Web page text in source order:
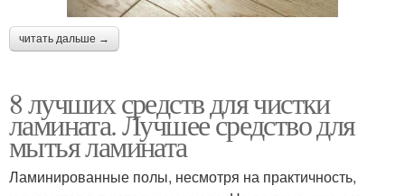
читать дальше →
8 лучших средств для чистки
ламината. Лучшее средство для
мытья ламината
Ламинированные полы, несмотря на практичность,